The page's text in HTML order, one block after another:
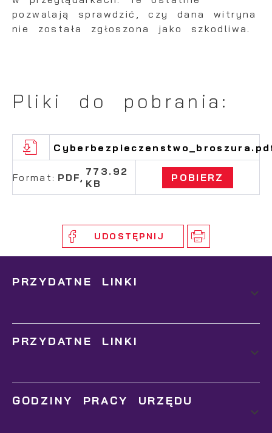
pozwalają sprawdzić, czy dana witryna
nie została zgłoszona jako szkodliwa.
Pliki do pobrania:
Format: PDF, 773.92
KB
POBIERZ
UDOSTĘPNIJ
PRZYDATNE LINKI
PRZYDATNE LINKI
GODZINY PRACY URZĘDU